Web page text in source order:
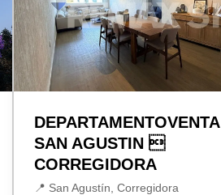
DEPARTAMENTOVENTA
SAN AGUSTIN 
CORREGIDORA
📍 San Agustín, Corregidora